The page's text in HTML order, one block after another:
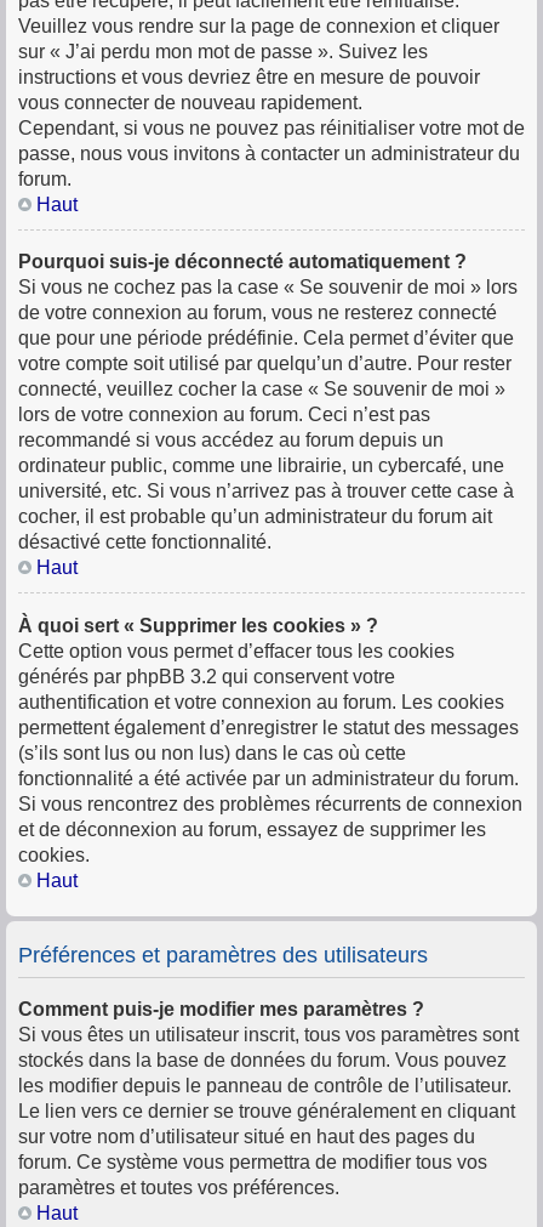
Veuillez vous rendre sur la page de connexion et cliquer
sur « J’ai perdu mon mot de passe ». Suivez les
instructions et vous devriez être en mesure de pouvoir
vous connecter de nouveau rapidement.
Cependant, si vous ne pouvez pas réinitialiser votre mot de
passe, nous vous invitons à contacter un administrateur du
forum.
Haut
Pourquoi suis-je déconnecté automatiquement ?
Si vous ne cochez pas la case « Se souvenir de moi » lors
de votre connexion au forum, vous ne resterez connecté
que pour une période prédéfinie. Cela permet d’éviter que
votre compte soit utilisé par quelqu’un d’autre. Pour rester
connecté, veuillez cocher la case « Se souvenir de moi »
lors de votre connexion au forum. Ceci n’est pas
recommandé si vous accédez au forum depuis un
ordinateur public, comme une librairie, un cybercafé, une
université, etc. Si vous n’arrivez pas à trouver cette case à
cocher, il est probable qu’un administrateur du forum ait
désactivé cette fonctionnalité.
Haut
À quoi sert « Supprimer les cookies » ?
Cette option vous permet d’effacer tous les cookies
générés par phpBB 3.2 qui conservent votre
authentification et votre connexion au forum. Les cookies
permettent également d’enregistrer le statut des messages
(s’ils sont lus ou non lus) dans le cas où cette
fonctionnalité a été activée par un administrateur du forum.
Si vous rencontrez des problèmes récurrents de connexion
et de déconnexion au forum, essayez de supprimer les
cookies.
Haut
Préférences et paramètres des utilisateurs
Comment puis-je modifier mes paramètres ?
Si vous êtes un utilisateur inscrit, tous vos paramètres sont
stockés dans la base de données du forum. Vous pouvez
les modifier depuis le panneau de contrôle de l’utilisateur.
Le lien vers ce dernier se trouve généralement en cliquant
sur votre nom d’utilisateur situé en haut des pages du
forum. Ce système vous permettra de modifier tous vos
paramètres et toutes vos préférences.
Haut